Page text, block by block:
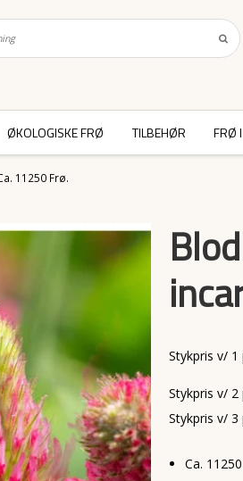
ØKOLOGISKE FRØ TILBEHØR FRØ
11250 Frø.
Stykpris v/ 1
Stykpris v/ 2
Stykpris v/ 3
Ca.